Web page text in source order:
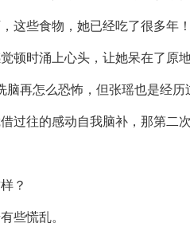
这些食物，她已经吃了很多年！
顿时涌上心头，让她呆在了原地
脑再怎么恐怖，但张瑶也是经历
过往的感动自我脑补，那第二
？
些慌乱。